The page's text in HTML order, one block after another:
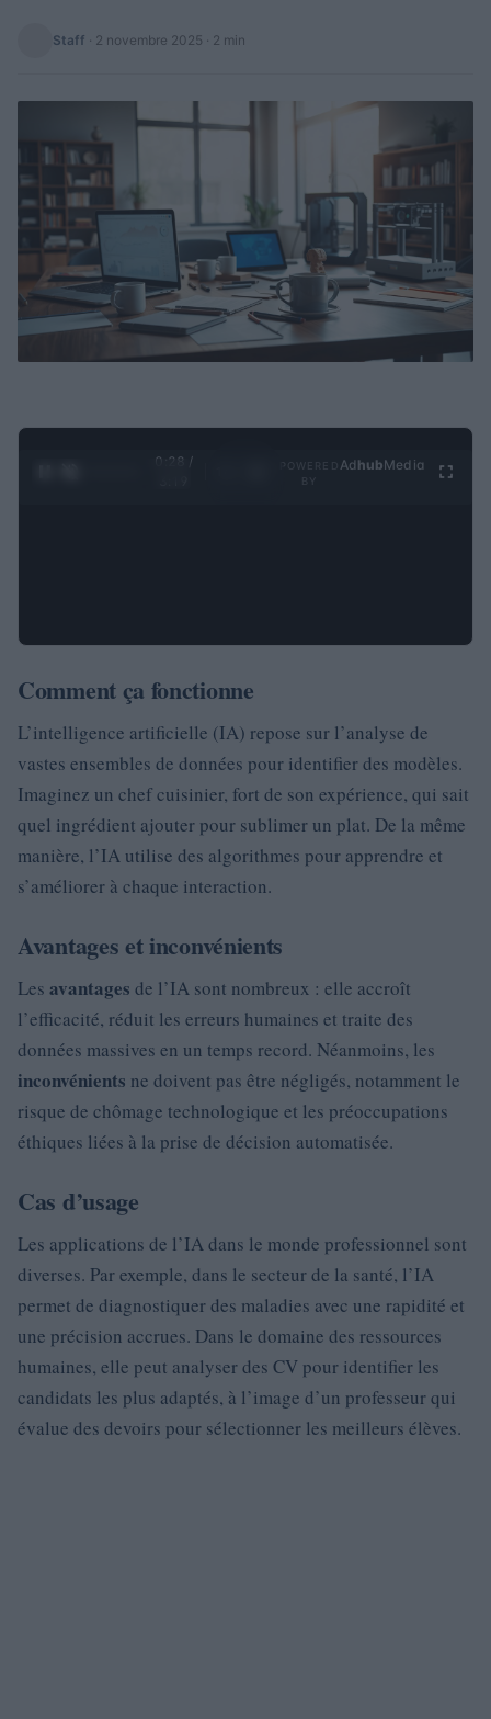
Staff · 2 novembre 2025 · 2 min
0:29 /
Ad hubMedia
Comment ça fonctionne
L’intelligence artificielle (IA) repose sur l’analyse de
vastes ensembles de données pour identifier des modèles.
Imaginez un chef cuisinier, fort de son expérience, qui sait
quel ingrédient ajouter pour sublimer un plat. De la même
manière, l’IA utilise des algorithmes pour apprendre et
s’améliorer à chaque interaction.
Avantages et inconvénients
Les avantages de l’IA sont nombreux : elle accroît
l’efficacité, réduit les erreurs humaines et traite des
données massives en un temps record. Néanmoins, les
inconvénients ne doivent pas être négligés, notamment le
risque de chômage technologique et les préoccupations
éthiques liées à la prise de décision automatisée.
Cas d’usage
Les applications de l’IA dans le monde professionnel sont
diverses. Par exemple, dans le secteur de la santé, l’IA
permet de diagnostiquer des maladies avec une rapidité et
une précision accrues. Dans le domaine des ressources
humaines, elle peut analyser des CV pour identifier les
candidats les plus adaptés, à l’image d’un professeur qui
évalue des devoirs pour sélectionner les meilleurs élèves.